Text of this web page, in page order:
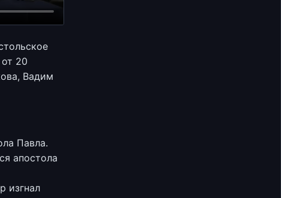
20
Вадим
Павла.
апостола
изгнал